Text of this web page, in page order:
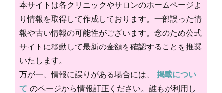
本サイトは各クリニックやサロンのホームページよ
り情報を取得して作成しております。一部誤った情
報や古い情報の可能性がございます。念のため公式
サイトに移動して最新の金額を確認することを推奨
いたします。
万が一、情報に誤りがある場合には、
掲載につい
て のページから情報訂正ください。誰もが利用し